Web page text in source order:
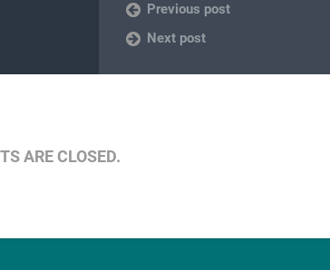
Previous post
Next post
ARE CLOSED.